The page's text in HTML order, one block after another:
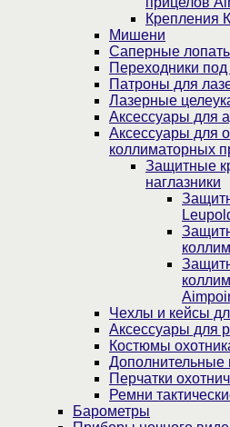
Крепления
Мишени
Саперные
Переходники
Патроны для
Лазерные
Аксессуары для
Аксессуары для
коллиматорных
Защитные
наглазники
Чехлы и кейсы
Аксессуары для
Костюмы
Дополнительные
Перчатки
Ремни
Барометры